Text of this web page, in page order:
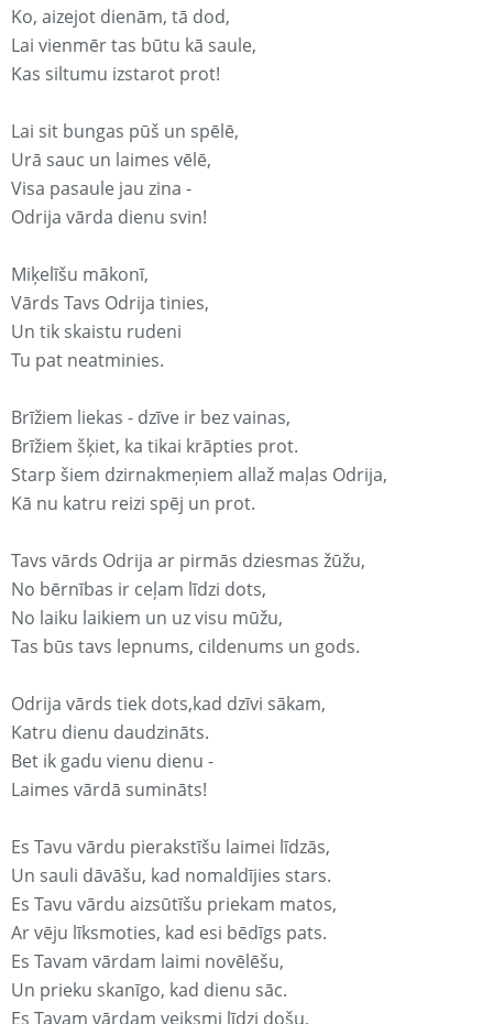
Ko, aizejot dienām, tā dod,
Lai vienmēr tas būtu kā saule,
Kas siltumu izstarot prot!
Lai sit bungas pūš un spēlē,
Urā sauc un laimes vēlē,
Visa pasaule jau zina -
Odrija vārda dienu svin!
Miķelīšu mākonī,
Vārds Tavs Odrija tinies,
Un tik skaistu rudeni
Tu pat neatminies.
Brīžiem liekas - dzīve ir bez vainas,
Brīžiem šķiet, ka tikai krāpties prot.
Starp šiem dzirnakmeņiem allaž maļas Odrija,
Kā nu katru reizi spēj un prot.
Tavs vārds Odrija ar pirmās dziesmas žūžu,
No bērnības ir ceļam līdzi dots,
No laiku laikiem un uz visu mūžu,
Tas būs tavs lepnums, cildenums un gods.
Odrija vārds tiek dots,kad dzīvi sākam,
Katru dienu daudzināts.
Bet ik gadu vienu dienu -
Laimes vārdā sumināts!
Es Tavu vārdu pierakstīšu laimei līdzās,
Un sauli dāvāšu, kad nomaldījies stars.
Es Tavu vārdu aizsūtīšu priekam matos,
Ar vēju līksmoties, kad esi bēdīgs pats.
Es Tavam vārdam laimi novēlēšu,
Un prieku skanīgo, kad dienu sāc.
Es Tavam vārdam veiksmi līdzi došu,